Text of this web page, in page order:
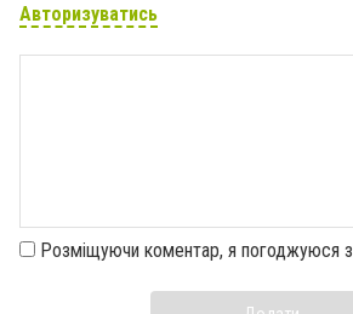
Авторизуватись
Розміщуючи коментар, я погоджуюся з